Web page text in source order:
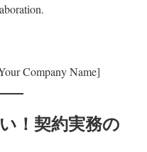
Company Name]
！契約実務の